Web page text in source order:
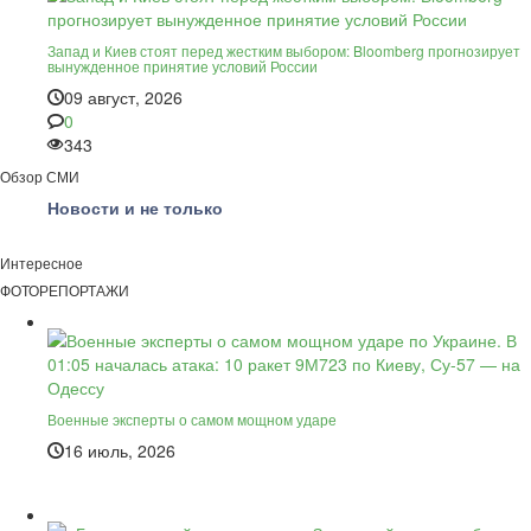
Запад и Киев стоят перед жестким выбором: Bloomberg прогнозирует
вынужденное принятие условий России
09 август, 2026
0
343
Обзор СМИ
Новости и не только
Интересное
ФОТОРЕПОРТАЖИ
Военные эксперты о самом мощном ударе
16 июль, 2026